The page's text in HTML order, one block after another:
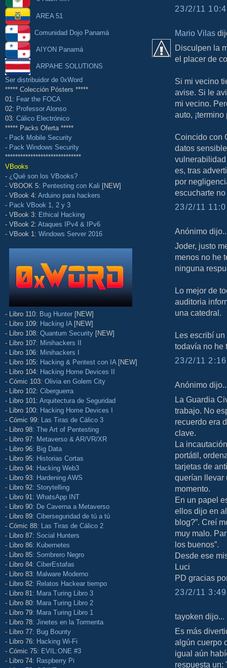
AREA 51
Comunidad Dojo Panamá
AIYON Panamá
ARPAHE SOLUTIONS
Ser distribuidor de 0xWord
***** Colección Pósters *****
01: Fear the FOCA
02: Professor Alonso
03: Cálico Electrónico
***** Packs Oferta *****
- Pack Mobile Security
- Pack Windows Security
******************************
VBooks
- ¿Qué son los VBooks?
- VBOOK 5: Pentesting con Kali [NEW]
- VBook 4: Arduino para hackers
- Pack VBook 1, 2 y 3
- VBook 3: Ethical Hacking
- VBook 2: Ataques IPv4 & IPv6
- VBook 1: Windows Server 2016
- Libro 110: Bug Hunter [NEW]
- Libro 109: Hacking IA [NEW]
- Libro 108: Quantum Security [NEW]
- Libro 107: Minihackers II
- Libro 106: Minihackers I
- Libro 105: Hacking & Pentest con IA [NEW]
- Libro 104: Hacking Home Devices II
- Cómic 103: Olivia en Golem City
- Libro 102: Ciberguerra
- Libro 101: Arquitectura de Seguridad
- Libro 100: Hacking Home Devices I
- Cómic 99: Las Tiras de Cálico 3
- Libro 98: The Art of Pentesting
- Libro 97: Metaverso & AR/VR/XR
- Libro 96: Big Data
- Libro 95: Historias Cortas
- Libro 94: Hacking Web3
- Libro 93: Hardening AWS
- Libro 92: Storytelling
- Libro 91: WhatsApp INT
- Libro 90: De Caverna a Metaverso
- Libro 89: Ciberseguridad de tú a tú
- Cómic 88: Las Tiras de Cálico 2
- Libro 87: Social Hunters
- Libro 86: Kubernetes
- Libro 85: Sombrero Negro
- Libro 84: CiberEstafas
- Libro 83: Malware Moderno
- Libro 82: Relatos Hackear tiempo
- Libro 81: Mara Turing Libro 3
- Libro 80: Mara Turing Libro 2
- Libro 79: Mara Turing Libro 1
- Libro 78: Jinetes en la Tormenta
- Libro 77: Bug Bounty
- Libro 76: Hacking Wi-Fi
- Cómic 75: EVIL:ONE #3
- Libro 74: Raspberry Pi
23/2/11
Mario Vilas
Disculpen la
el placer de
Si mi vecino
avise. Si le
mi vecino.
auto,
Coincido con
datos
es, tras
por
escucharte
23/2/11
Anónimo
Joder, justo
menos no he
ninguna
Lo mejor de
auditoria
una catedral.
Les escribí
todavía no he
23/2/11
Anónimo
La Guardia
trabajo. No
recuerdo era
clave.
La
portátil,
tarjetas de
querían llevar
momento.
En un papel
ellos dijo en
blog?”. Creí
muy malo.
los buenos”.
Desde ese
Luci
PD gracias
23/2/11
tayoken dijo...
Es más
algún cuerpo
igual aún
respuesta un: